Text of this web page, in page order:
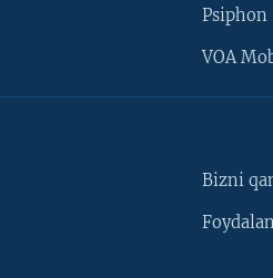
Psiphon
VOA
Bizni